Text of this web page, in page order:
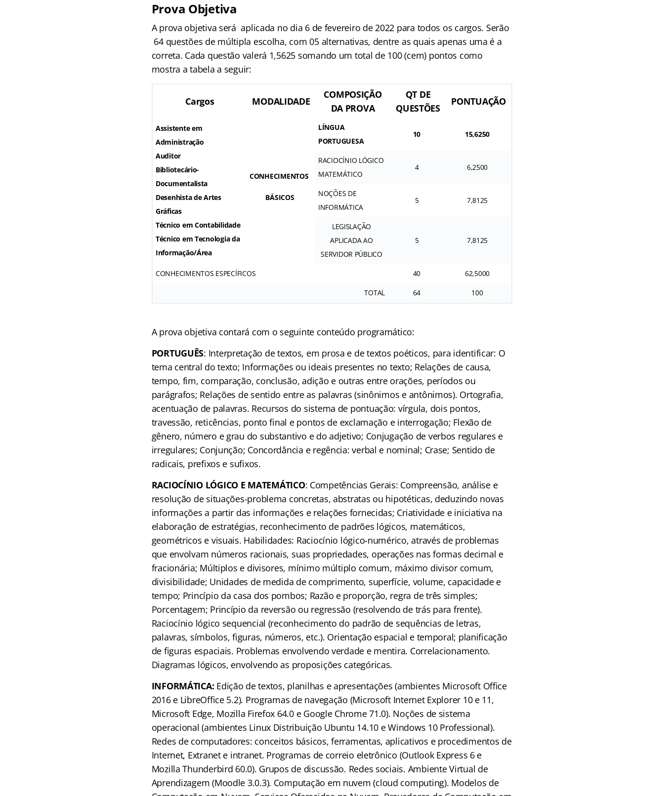
Prova Objetiva
A prova objetiva será aplicada no dia 6 de fevereiro de 2022 para todos os cargos. Serão
64 questões de múltipla escolha, com 05 alternativas, dentre as quais apenas uma é a
correta. Cada questão valerá 1,5625 somando um total de 100 (cem) pontos como
mostra a tabela a seguir:
Cargos MODALIDADE
COMPOSIÇÃO
DA PROVA
QT DE
QUESTÕES
PONTUAÇÃO
Assistente em
Administração
Auditor
Bibliotecário-
Documentalista
Desenhista de Artes
Gráficas
Técnico em Contabilidade
Técnico em Tecnologia da
Informação/Área
CONHECIMENTOS
BÁSICOS
LÍNGUA
PORTUGUESA
10 15,6250
RACIOCÍNIO LÓGICO
MATEMÁTICO
4 6,2500
NOÇÕES DE
INFORMÁTICA
5 7,8125
LEGISLAÇÃO
APLICADA AO
SERVIDOR PÚBLICO
5 7,8125
CONHECIMENTOS ESPECÍFICOS 40 62,5000
TOTAL 64 100
A prova objetiva contará com o seguinte conteúdo programático:
PORTUGUÊS: Interpretação de textos, em prosa e de textos poéticos, para identificar: O
tema central do texto; Informações ou ideais presentes no texto; Relações de causa,
tempo, fim, comparação, conclusão, adição e outras entre orações, períodos ou
parágrafos; Relações de sentido entre as palavras (sinônimos e antônimos). Ortografia,
acentuação de palavras. Recursos do sistema de pontuação: vírgula, dois pontos,
travessão, reticências, ponto final e pontos de exclamação e interrogação; Flexão de
gênero, número e grau do substantivo e do adjetivo; Conjugação de verbos regulares e
irregulares; Conjunção; Concordância e regência: verbal e nominal; Crase; Sentido de
radicais, prefixos e sufixos.
RACIOCÍNIO LÓGICO E MATEMÁTICO: Competências Gerais: Compreensão, análise e
resolução de situações-problema concretas, abstratas ou hipotéticas, deduzindo novas
informações a partir das informações e relações fornecidas; Criatividade e iniciativa na
elaboração de estratégias, reconhecimento de padrões lógicos, matemáticos,
geométricos e visuais. Habilidades: Raciocínio lógico-numérico, através de problemas
que envolvam números racionais, suas propriedades, operações nas formas decimal e
fracionária; Múltiplos e divisores, mínimo múltiplo comum, máximo divisor comum,
divisibilidade; Unidades de medida de comprimento, superfície, volume, capacidade e
tempo; Princípio da casa dos pombos; Razão e proporção, regra de três simples;
Porcentagem; Princípio da reversão ou regressão (resolvendo de trás para frente).
Raciocínio lógico sequencial (reconhecimento do padrão de sequências de letras,
palavras, símbolos, figuras, números, etc.). Orientação espacial e temporal; planificação
de figuras espaciais. Problemas envolvendo verdade e mentira. Correlacionamento.
Diagramas lógicos, envolvendo as proposições categóricas.
INFORMÁTICA: Edição de textos, planilhas e apresentações (ambientes Microsoft Office
2016 e LibreOffice 5.2). Programas de navegação (Microsoft Internet Explorer 10 e 11,
Microsoft Edge, Mozilla Firefox 64.0 e Google Chrome 71.0). Noções de sistema
operacional (ambientes Linux Distribuição Ubuntu 14.10 e Windows 10 Professional).
Redes de computadores: conceitos básicos, ferramentas, aplicativos e procedimentos de
Internet, Extranet e intranet. Programas de correio eletrônico (Outlook Express 6 e
Mozilla Thunderbird 60.0). Grupos de discussão. Redes sociais. Ambiente Virtual de
Aprendizagem (Moodle 3.0.3). Computação em nuvem (cloud computing). Modelos de